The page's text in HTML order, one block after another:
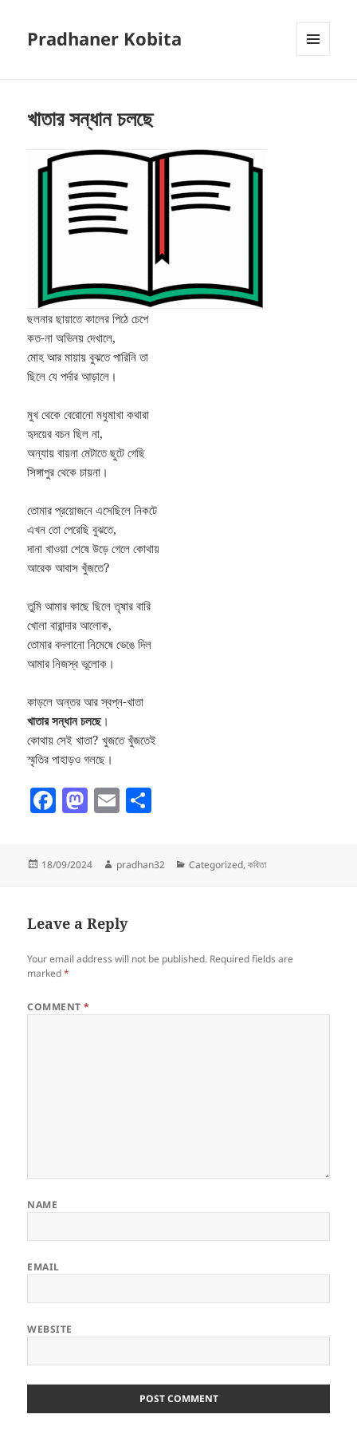
Pradhaner Kobita
খাতার সন্ধান চলছে
ছলনার ছায়াতে কালের পিঠে চেপে
কত-না অভিনয় দেখালে,
মোহ আর মায়ায় বুঝতে পারিনি তা
ছিলে যে পর্দার আড়ালে।
মুখ থেকে বেরোনো মধুমাখা কথারা
হৃদয়ের বচন ছিল না,
অন্যায় বায়না মেটাতে ছুটে গেছি
সিঙ্গাপুর থেকে চায়না।
তোমার প্রয়োজনে এসেছিলে নিকটে
এখন তো পেরেছি বুঝতে,
দানা খাওয়া শেষে উড়ে গেলে কোথায়
আরেক আবাস খুঁজতে?
তুমি আমার কাছে ছিলে তৃষার বারি
খোলা বারান্দার আলোক,
তোমার বদলানো নিমেষে ভেঙে দিল
আমার নিজস্ব ভূলোক।
কাড়লে অন্তর আর স্বপ্ন-খাতা
খাতার সন্ধান চলছে।
কোথায় সেই খাতা? খুজতে খুঁজতেই
স্মৃতির পাহাড়ও গলছে।
F
e
o
o
k
M
to
d
n
E
ai
l re
Posted
18/09/2024 Author
pradhan32 Categories
Categorized,কবিতা
Leave a Reply
Your email address will not be published. Required fields are
marked*
COMMENT*
NAME
EMAIL
WEBSITE